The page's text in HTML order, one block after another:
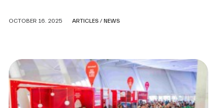
OCTOBER 16. 2025 ARTICLES / NEWS